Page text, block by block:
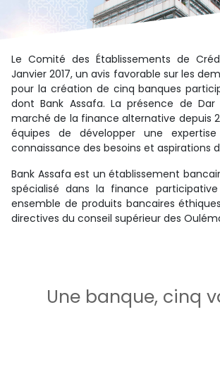
Le Comité des Établissements de
Janvier 2017, un avis favorable sur les
pour la création de cinq banques
dont Bank Assafa. La présence de
marché de la finance alternative depuis
équipes de développer une
connaissance des besoins et aspirations
Bank Assafa est un établissement
spécialisé dans la finance
ensemble de produits bancaires
directives du conseil supérieur des
Une banque, cinq